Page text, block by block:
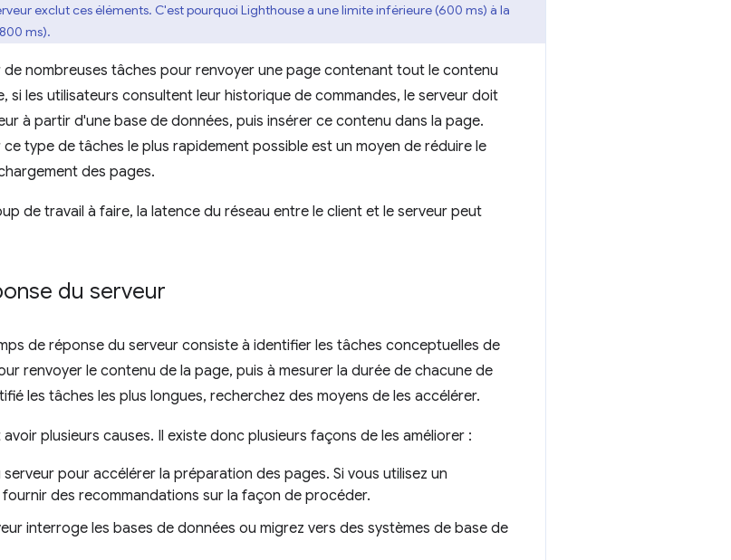
exclut ces éléments. C'est pourquoi Lighthouse a une limite inférieure (600 ms) à la
ms).
nombreuses tâches pour renvoyer une page contenant tout le contenu
si les utilisateurs consultent leur historique de commandes, le serveur doit
à partir d'une base de données, puis insérer ce contenu dans la page.
type de tâches le plus rapidement possible est un moyen de réduire le
des pages.
de travail à faire, la latence du réseau entre le client et le serveur peut
du serveur
de réponse du serveur consiste à identifier les tâches conceptuelles de
renvoyer le contenu de la page, puis à mesurer la durée de chacune de
les tâches les plus longues, recherchez des moyens de les accélérer.
plusieurs causes. Il existe donc plusieurs façons de les améliorer :
pour accélérer la préparation des pages. Si vous utilisez un
des recommandations sur la façon de procéder.
interroge les bases de données ou migrez vers des systèmes de base de